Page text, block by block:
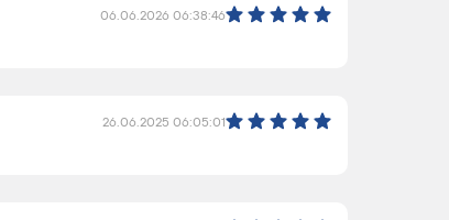
06.06.2026 06:38:46
26.06.2025 06:05:01